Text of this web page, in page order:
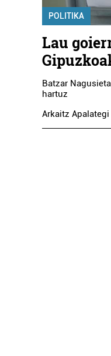
POLITIKA
Lau
Batzar
hartuz
Arkaitz Apalategi